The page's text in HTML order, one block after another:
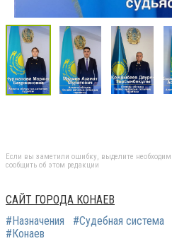
Если вы заметили ошибку, выделите
сообщить об этом редакции
САЙТ ГОРОДА КОНАЕВ
#Назначения
#Судебная система
#Конаев